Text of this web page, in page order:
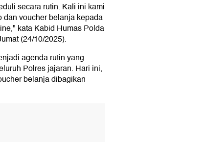
secara rutin. Kali ini kami
voucher belanja kepada
kata Kabid Humas Polda
(24/10/2025).
agenda rutin yang
Polres jajaran. Hari ini,
belanja dibagikan